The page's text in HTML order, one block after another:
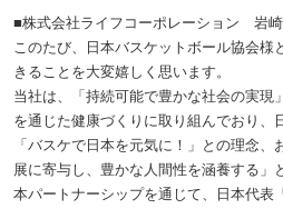
■株式会社ライフコーポレーション 岩
このたび、日本バスケットボール協会様
きることを大変嬉しく思います。
当社は、「持続可能で豊かな社会の実現
を通じた健康づくりに取り組んでおり、
「バスケで日本を元気に！」との理念
展に寄与し、豊かな人間性を涵養する」
本パートナーシップを通じて、日本代表